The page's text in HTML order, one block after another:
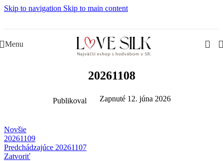
Skip to navigation Skip to main content
Menu
20261108
Publikoval Zapnuté 12. júna 2026
Novšie
20261109
Predchádzajúce 20261107
Zatvoriť